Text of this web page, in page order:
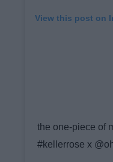
View this post on
the one-piece of
#kellerrose x